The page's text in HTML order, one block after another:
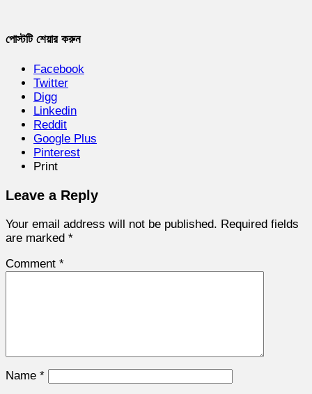
পোস্টটি শেয়ার করুন
Facebook
Twitter
Digg
Linkedin
Reddit
Google Plus
Pinterest
Print
Leave a Reply
Your email address will not be published. Required fields
are marked *
Comment *
Name *